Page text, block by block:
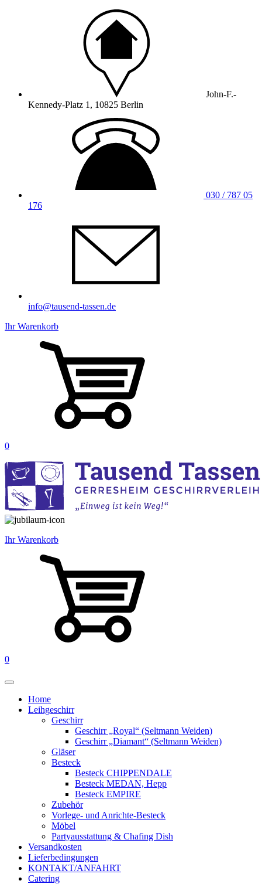
John-F.-
Kennedy-Platz 1, 10825 Berlin
030 / 787 05
176
info@tausend-tassen.de
Ihr Warenkorb
0
Ihr Warenkorb
0
Home
Leihgeschirr
Geschirr
Geschirr „Royal“ (Seltmann Weiden)
Geschirr „Diamant“ (Seltmann Weiden)
Gläser
Besteck
Besteck CHIPPENDALE
Besteck MEDAN, Hepp
Besteck EMPIRE
Zubehör
Vorlege- und Anrichte-Besteck
Möbel
Partyausstattung & Chafing Dish
Versandkosten
Lieferbedingungen
KONTAKT/ANFAHRT
Catering